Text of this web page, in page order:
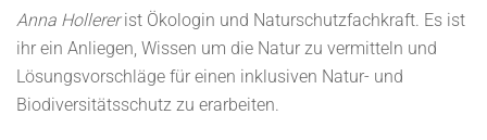
Anna Hollererist Ökologin und Naturschutzfachkraft. Es ist
ihr ein Anliegen, Wissen um die Natur zu vermitteln und
Lösungsvorschläge für einen inklusiven Natur- und
Biodiversitätsschutz zu erarbeiten.